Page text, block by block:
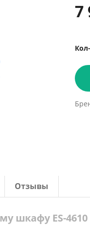
7
Отзывы
шкафу ES-